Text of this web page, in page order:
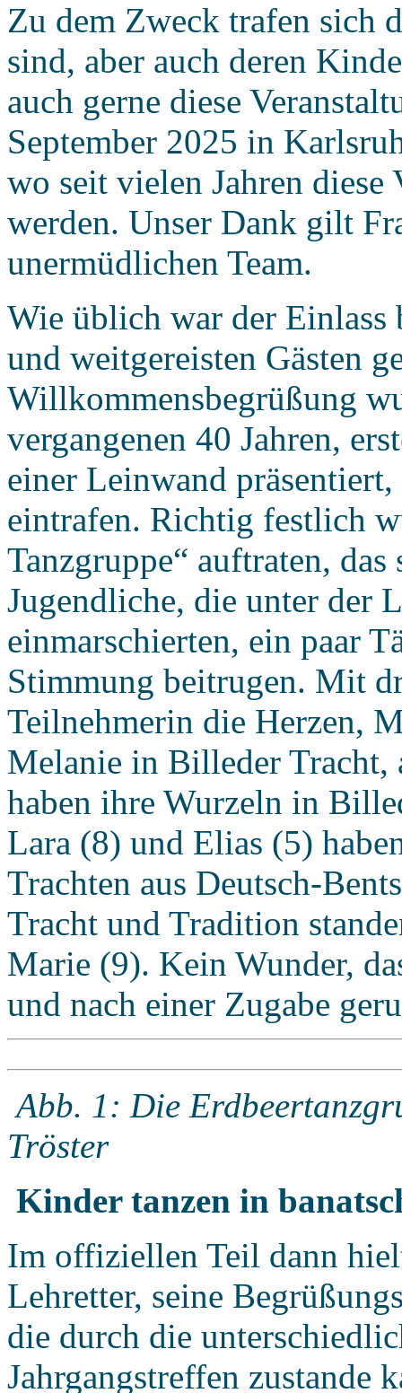
Zu dem Zweck trafen sich
sind, aber auch deren
auch gerne diese
September 2025 in
wo seit vielen Jahren diese
werden. Unser Dank gilt
unermüdlichen Team.
Wie üblich war der Einlass
und weitgereisten Gästen
Willkommensbegrüßung
vergangenen 40 Jahren,
einer Leinwand
eintrafen. Richtig festlich
Tanzgruppe“ auftraten,
Jugendliche, die unter der
einmarschierten, ein paar
Stimmung beitrugen. Mit
Teilnehmerin die Herzen,
Melanie in Billeder
haben ihre Wurzeln in
Lara (8) und Elias (5)
Trachten aus Deutsch-
Tracht und Tradition
Marie (9). Kein Wunder,
und nach einer Zugabe
Abb. 1: Die
Tröster
Kinder tanzen in
Im offiziellen Teil dann
Lehretter, seine
die durch die
Jahrgangstreffen zustande